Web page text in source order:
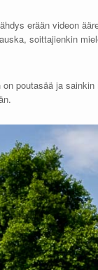
erään videon
soittajienkin
poutasää ja